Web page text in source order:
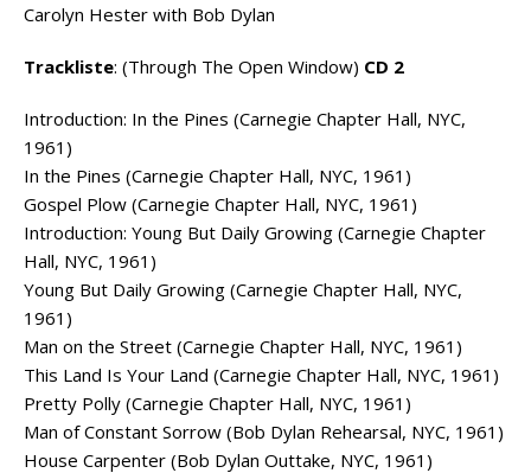
Carolyn Hester with Bob Dylan
Trackliste: (Through The Open Window) CD 2
Introduction: In the Pines (Carnegie Chapter Hall, NYC,
1961)
In the Pines (Carnegie Chapter Hall, NYC, 1961)
Gospel Plow (Carnegie Chapter Hall, NYC, 1961)
Introduction: Young But Daily Growing (Carnegie Chapter
Hall, NYC, 1961)
Young But Daily Growing (Carnegie Chapter Hall, NYC,
1961)
Man on the Street (Carnegie Chapter Hall, NYC, 1961)
This Land Is Your Land (Carnegie Chapter Hall, NYC, 1961)
Pretty Polly (Carnegie Chapter Hall, NYC, 1961)
Man of Constant Sorrow (Bob Dylan Rehearsal, NYC, 1961)
House Carpenter (Bob Dylan Outtake, NYC, 1961)